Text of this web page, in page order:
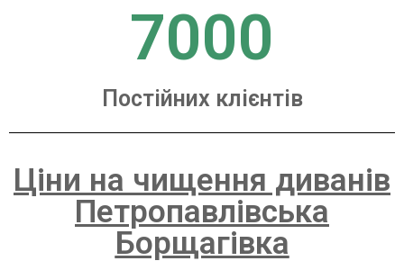
7000
Постійних клієнтів
Ціни на чищення диванів
Петропавлівська
Борщагівка